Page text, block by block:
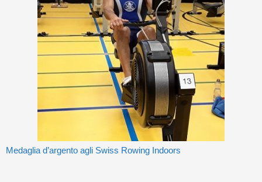
Medaglia d’argento agli Swiss Rowing Indoors